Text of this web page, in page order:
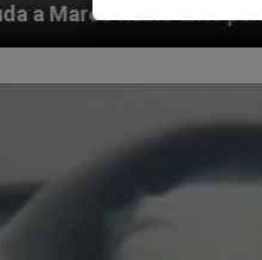
de colonos